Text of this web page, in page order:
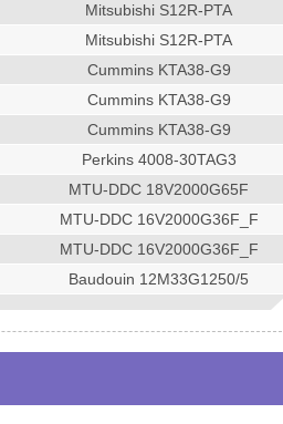
Mitsubishi S12R-PTA
Mitsubishi S12R-PTA
Cummins KTA38-G9
Cummins KTA38-G9
Cummins KTA38-G9
Perkins 4008-30TAG3
MTU-DDC 18V2000G65F
MTU-DDC 16V2000G36F_F
MTU-DDC 16V2000G36F_F
Baudouin 12M33G1250/5